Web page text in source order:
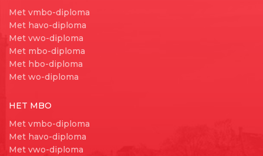
Met vmbo-diploma
Met havo-diploma
Met vwo-diploma
Met mbo-diploma
Met hbo-diploma
Met wo-diploma
HET MBO
Met vmbo-diploma
Met havo-diploma
Met vwo-diploma